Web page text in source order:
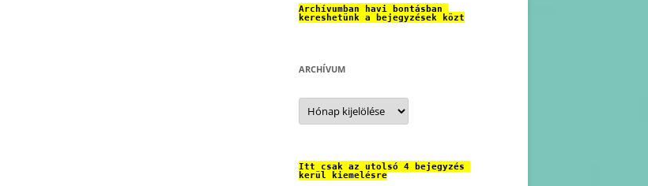
Archívumban havi bontásban
kereshetünk a bejegyzések közt
ARCHÍVUM
Archívum
Itt csak az utolsó 4 bejegyzés
kerül kiemelésre